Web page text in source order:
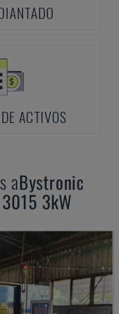
ACTIVOS
aBystronic
3kW